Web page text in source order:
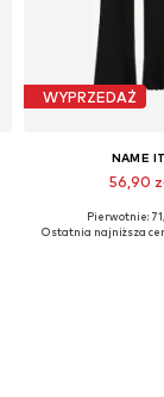
WYPRZEDAŻ
NAME IT
56,90
Dostępne w
Pierwotnie:
Ostatnia najniższa